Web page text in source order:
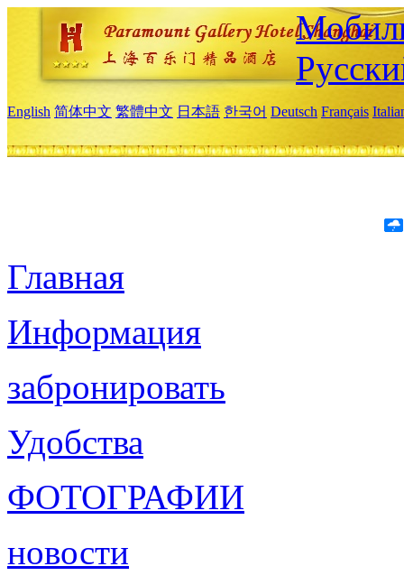
English 简体中文 繁體中文 日本語 한국어 Deutsch Français
Главная
Информация
забронировать
Удобства
ФОТОГРАФИИ
новости